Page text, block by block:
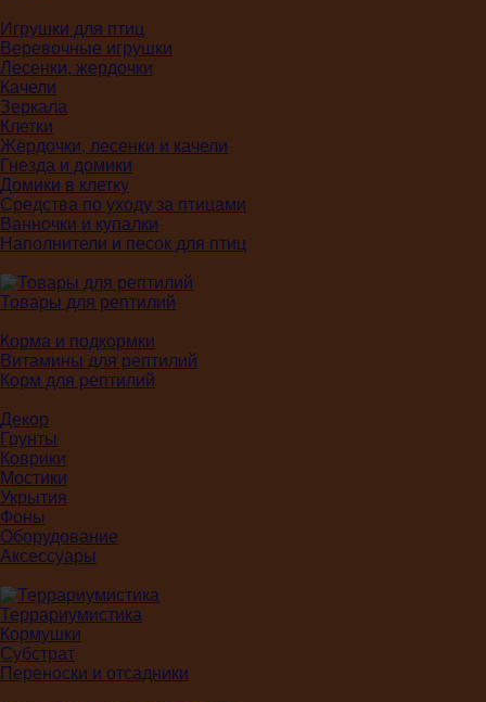
Игрушки для птиц
Веревочные игрушки
Лесенки, жердочки
Качели
Зеркала
Клетки
Жёрдочки, лесенки и качели
Гнезда и домики
Домики в клетку
Средства по уходу за птицами
Ванночки и купалки
Наполнители и песок для птиц
Товары для рептилий
Корма и подкормки
Витамины для рептилий
Корм для рептилий
Декор
Грунты
Коврики
Мостики
Укрытия
Фоны
Оборудование
Аксессуары
Террариумистика
Кормушки
Субстрат
Переноски и отсадники